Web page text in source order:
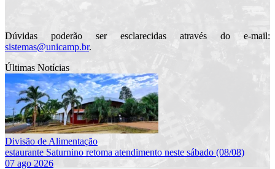
Dúvidas poderão ser esclarecidas através do e-mail:
sistemas@unicamp.br.
Últimas Notícias
Divisão de Alimentação
estaurante Saturnino retoma atendimento neste sábado (08/08)
07 ago 2026